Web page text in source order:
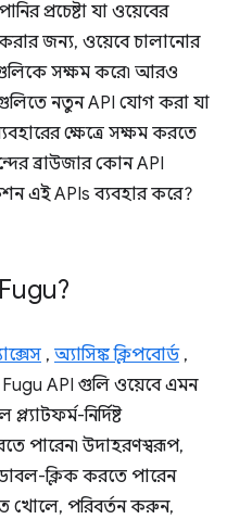
প্রচেষ্টা যা ওয়েবের
জন্য, ওয়েবে চালানোর
সক্ষম করে৷ আরও
নতুন API যোগ করা যা
ক্ষেত্রে সক্ষম করতে
ব্রাউজার কোন API
এই APIs ব্যবহার করে?
, অ্যাসিঙ্ক ক্লিপবোর্ড,
API গুলি ওয়েবে এমন
নির্দিষ্ট
পারেন৷ উদাহরণস্বরূপ,
ক্লিক করতে পারেন
খোলে, পরিবর্তন করুন,